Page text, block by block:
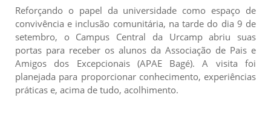
Reforçando o papel da universidade como espaço de
convivência e inclusão comunitária, na tarde do dia 9 de
setembro, o Campus Central da Urcamp abriu suas
portas para receber os alunos da Associação de Pais e
Amigos dos Excepcionais (APAE Bagé). A visita foi
planejada para proporcionar conhecimento, experiências
práticas e, acima de tudo, acolhimento.